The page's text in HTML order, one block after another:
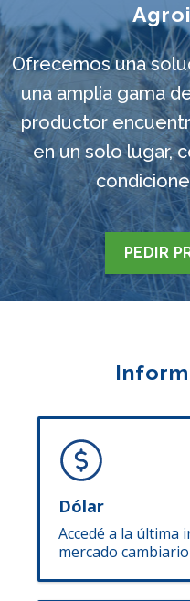
Ofrecemos una
una amplia gama
productor
en un solo lugar,
PEDIR
Dólar
Accedé a la última
mercado cambiario